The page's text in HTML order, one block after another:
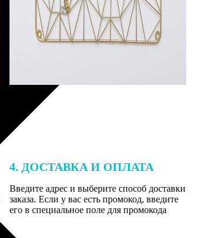
4. ДОСТАВКА И ОПЛАТА
Введите адрес и выберите способ доставки
заказа. Если у вас есть промокод, введите
его в специальное поле для промокода